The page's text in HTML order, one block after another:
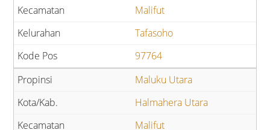
Malifut
Tafasoho
97764
Maluku Utara
Halmahera Utara
Malifut